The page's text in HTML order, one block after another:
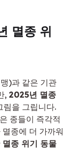
멸종 위
)과 같은 기관
, 2025년 멸종
림을 그립니다.
종들이 즉각적
종에 더 가까워
멸종 위기 동물